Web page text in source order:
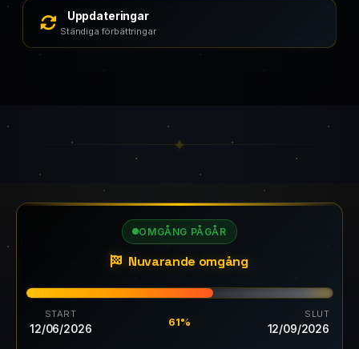
Uppdateringar
Ständiga förbättringar
OMGÅNG PÅGÅR
Nuvarande omgång
START
12/06/2026
61%
SLUT
12/09/2026